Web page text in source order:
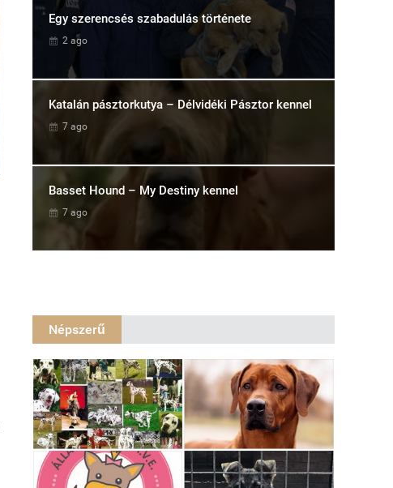
Egy szerencsés szabadulás története
2 ago
Katalán pásztorkutya – Délvidéki Pásztor kennel
7 ago
Basset Hound – My Destiny kennel
7 ago
Népszerű